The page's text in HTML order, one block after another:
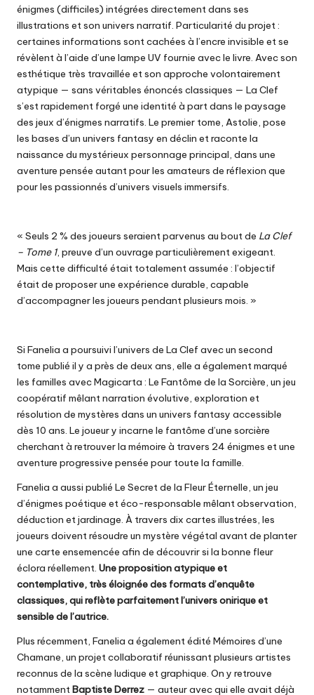
énigmes (difficiles) intégrées directement dans ses
illustrations et son univers narratif. Particularité du projet :
certaines informations sont cachées à l’encre invisible et se
révèlent à l’aide d’une lampe UV fournie avec le livre. Avec son
esthétique très travaillée et son approche volontairement
atypique — sans véritables énoncés classiques — La Clef
s’est rapidement forgé une identité à part dans le paysage
des jeux d’énigmes narratifs. Le premier tome, Astolie, pose
les bases d’un univers fantasy en déclin et raconte la
naissance du mystérieux personnage principal, dans une
aventure pensée autant pour les amateurs de réflexion que
pour les passionnés d’univers visuels immersifs.
« Seuls 2 % des joueurs seraient parvenus au bout de La Clef
– Tome 1, preuve d’un ouvrage particulièrement exigeant.
Mais cette difficulté était totalement assumée : l’objectif
était de proposer une expérience durable, capable
d’accompagner les joueurs pendant plusieurs mois. »
Si Fanelia a poursuivi l’univers de La Clef avec un second
tome publié il y a près de deux ans, elle a également marqué
les familles avecMagicarta : Le Fantôme de la Sorcière, un jeu
coopératif mêlant narration évolutive, exploration et
résolution de mystères dans un univers fantasy accessible
dès 10 ans. Le joueur y incarne le fantôme d’une sorcière
cherchant à retrouver la mémoire à travers 24 énigmes et une
aventure progressive pensée pour toute la famille.
Fanelia a aussi publié Le Secret de la Fleur Éternelle, un jeu
d’énigmes poétique et éco-responsable mêlant observation,
déduction et jardinage. À travers dix cartes illustrées, les
joueurs doivent résoudre un mystère végétal avant de planter
une carte ensemencée afin de découvrir si la bonne fleur
éclora réellement. Une proposition atypique et
contemplative, très éloignée des formats d’enquête
classiques, qui reflète parfaitement l’univers onirique et
sensible de l’autrice.
Plus récemment, Fanelia a également édité Mémoires d’une
Chamane, un projet collaboratif réunissant plusieurs artistes
reconnus de la scène ludique et graphique. On y retrouve
notammentBaptiste Derrez — auteur avec qui elle avait déjà